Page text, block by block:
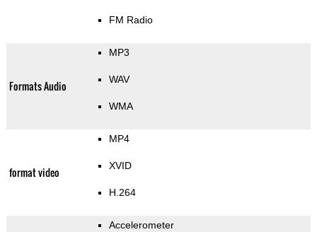
FM Radio
Formats Audio
MP3
WAV
WMA
format video
MP4
XVID
H.264
Accelerometer